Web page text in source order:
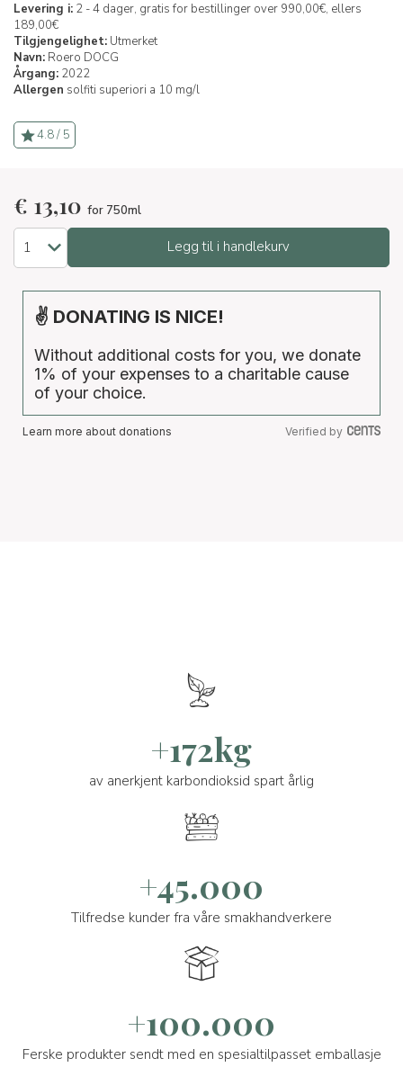
Levering i: 2 - 4 dager, gratis for bestillinger over 990,00€, ellers
189,00€
Tilgjengelighet: Utmerket
Navn: Roero DOCG
Årgang: 2022
Allergen solfiti superiori a 10 mg/l
4.8 / 5
€ 13,10 for 750ml
Legg til i handlekurv
✌ DONATING IS NICE!
Without additional costs for you, we donate
1% of your expenses to a charitable cause
of your choice.
Learn more about donations Verified by
+172kg
av anerkjent karbondioksid spart årlig
+45.000
Tilfredse kunder fra våre smakhandverkere
+100.000
Ferske produkter sendt med en spesialtilpasset emballasje